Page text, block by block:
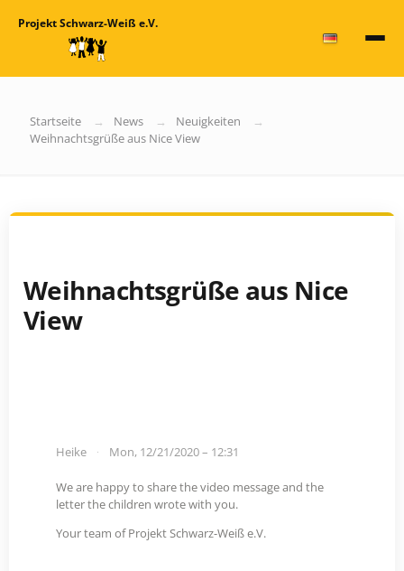
Projekt Schwarz-Weiß e.V.
Startseite News
Neuigkeiten
Weihnachtsgrüße aus Nice View
Weihnachtsgrüße aus Nice
View
Heike Mon, 12/21/2020 – 12:31
We are happy to share the video message and the
letter the children wrote with you.
Your team of Projekt Schwarz-Weiß e.V.